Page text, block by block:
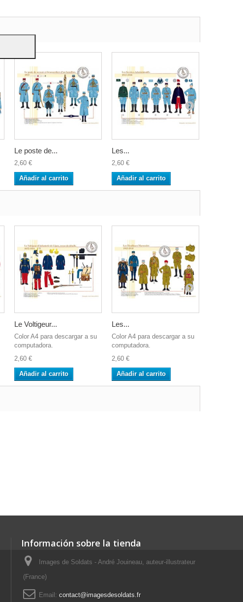
Le poste de...
2,60 €
Añadir al carrito
Les...
2,60 €
Añadir al carrito
Le Voltigeur...
Color A4 para descargar a su
computadora.
2,60 €
Añadir al carrito
Les...
Color A4 para descargar a su
computadora.
2,60 €
Añadir al carrito
Información sobre la tienda
Images de Soldats - André Jouineau, auteur-illustrateur
(France)
Email: contact@imagesdesoldats.fr